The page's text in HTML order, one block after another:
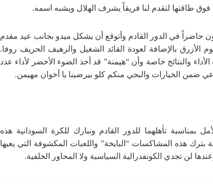
فوق طاقتها لتقدم لنا فريقاً يشرف الهلال ويشبه اسمه.
حاضراً في الدور القادم وأتوقع أن يشكل ميدو بجانب عيد مقدم
بالإضافة لعودة القائد الشغيل والرهيف الحريف روفا.
والنتائج خاصة وأن “هيمنة” قد أخذ الضوء الأخضر لأداء عدد
ضمن الخيارات والبجي منكم كلو بيرضينا يا أخوان مهيمن.
بمناسبة تأهلهما للدور القادم ونبارك للكرة السودانية هذه
بترك هذه المشاكسات “البايخة” واللعبات المكشوفة التي يعيها